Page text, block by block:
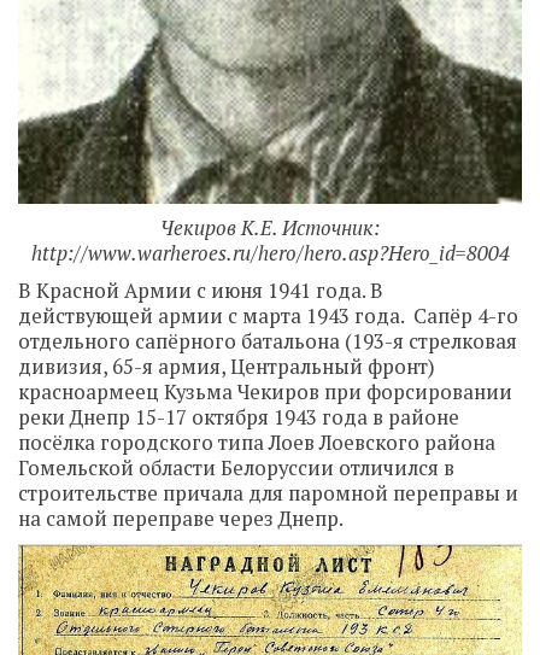
Чекиров К.Е. Источник:
http://www.warheroes.ru/hero/hero.asp?Hero_id=8004
В Красной Армии с июня 1941 года. В
действующей армии с марта 1943 года. Сапёр 4-го
отдельного сапёрного батальона (193-я стрелковая
дивизия, 65-я армия, Центральный фронт)
красноармеец Кузьма Чекиров при форсировании
реки Днепр 15-17 октября 1943 года в районе
посёлка городского типа Лоев Лоевского района
Гомельской области Белоруссии отличился в
строительстве причала для паромной переправы и
на самой переправе через Днепр.